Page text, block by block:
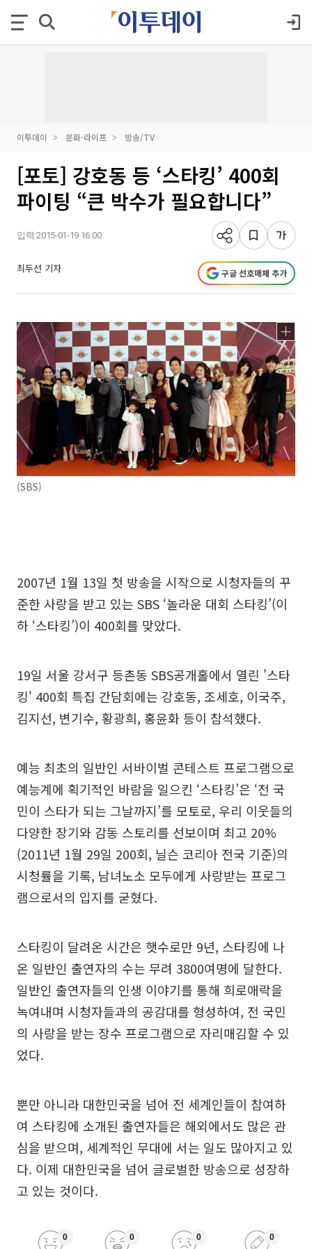
이투데이 문화·라이프 방송/TV
[포토] 강호동 등 ‘스타킹’ 400회
파이팅 “큰 박수가 필요합니다”
입력 2015-01-19 16:00
최두선 기자 구글 선호매체 추가
(SBS)
2007년 1월 13일 첫 방송을 시작으로 시청자들의 꾸
준한 사랑을 받고 있는 SBS ‘놀라운 대회 스타킹’(이
하 ‘스타킹’)이 400회를 맞았다.
19일 서울 강서구 등촌동 SBS공개홀에서 열린 '스타
킹' 400회 특집 간담회에는 강호동, 조세호, 이국주,
김지선, 변기수, 황광희, 홍윤화 등이 참석했다.
예능 최초의 일반인 서바이벌 콘테스트 프로그램으로
예능계에 획기적인 바람을 일으킨 ‘스타킹’은 ‘전 국
민이 스타가 되는 그날까지’를 모토로, 우리 이웃들의
다양한 장기와 감동 스토리를 선보이며 최고 20%
(2011년 1월 29일 200회, 닐슨 코리아 전국 기준)의
시청률을 기록, 남녀노소 모두에게 사랑받는 프로그
램으로서의 입지를 굳혔다.
스타킹이 달려온 시간은 햇수로만 9년, 스타킹에 나
온 일반인 출연자의 수는 무려 3800여명에 달한다.
일반인 출연자들의 인생 이야기를 통해 희로애락을
녹여내며 시청자들과의 공감대를 형성하여, 전 국민
의 사랑을 받는 장수 프로그램으로 자리매김할 수 있
었다.
뿐만 아니라 대한민국을 넘어 전 세계인들이 참여하
여 스타킹에 소개된 출연자들은 해외에서도 많은 관
심을 받으며, 세계적인 무대에 서는 일도 많아지고 있
다. 이제 대한민국을 넘어 글로벌한 방송으로 성장하
고 있는 것이다.
0 0 0 0